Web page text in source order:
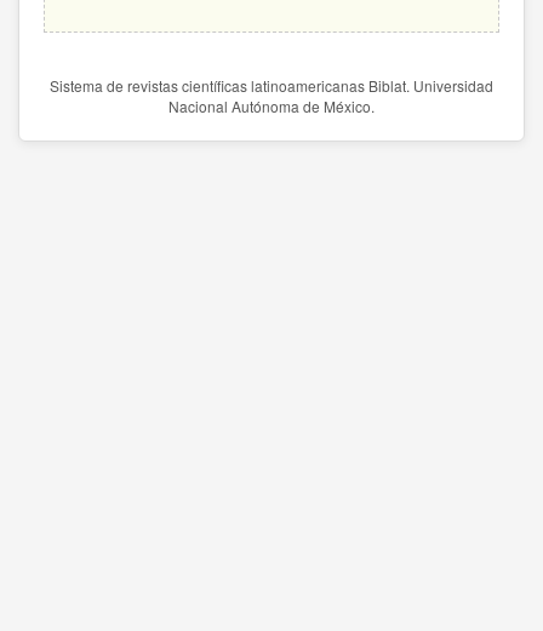
Sistema de revistas científicas latinoamericanas Biblat. Universidad
Nacional Autónoma de México.